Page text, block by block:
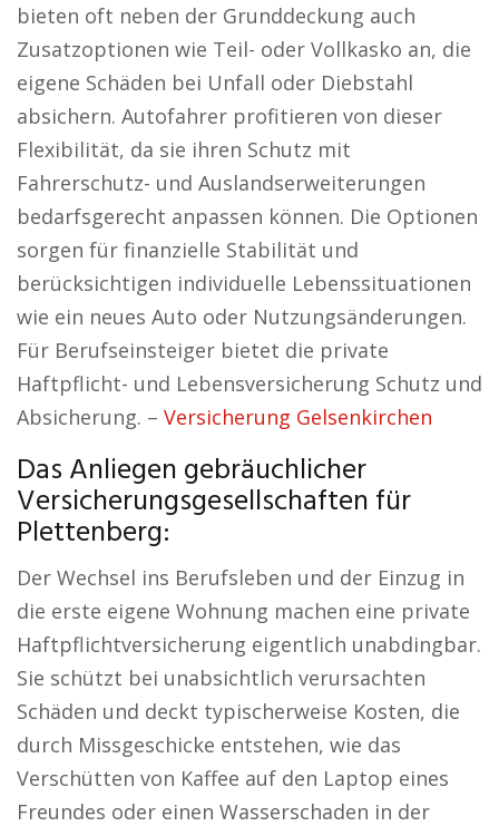
bieten oft neben der Grunddeckung auch
Zusatzoptionen wie Teil- oder Vollkasko an, die
eigene Schäden bei Unfall oder Diebstahl
absichern. Autofahrer profitieren von dieser
Flexibilität, da sie ihren Schutz mit
Fahrerschutz- und Auslandserweiterungen
bedarfsgerecht anpassen können. Die Optionen
sorgen für finanzielle Stabilität und
berücksichtigen individuelle Lebenssituationen
wie ein neues Auto oder Nutzungsänderungen.
Für Berufseinsteiger bietet die private
Haftpflicht- und Lebensversicherung Schutz und
Absicherung. – Versicherung Gelsenkirchen
Das Anliegen gebräuchlicher
Versicherungsgesellschaften für
Plettenberg:
Der Wechsel ins Berufsleben und der Einzug in
die erste eigene Wohnung machen eine private
Haftpflichtversicherung eigentlich unabdingbar.
Sie schützt bei unabsichtlich verursachten
Schäden und deckt typischerweise Kosten, die
durch Missgeschicke entstehen, wie das
Verschütten von Kaffee auf den Laptop eines
Freundes oder einen Wasserschaden in der